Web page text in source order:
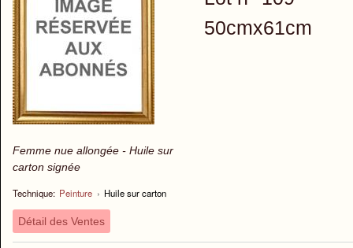
Femme nue allongée - Huile sur
carton signée
Technique: Peinture › Huile sur carton
50cmx61cm
Détail des Ventes